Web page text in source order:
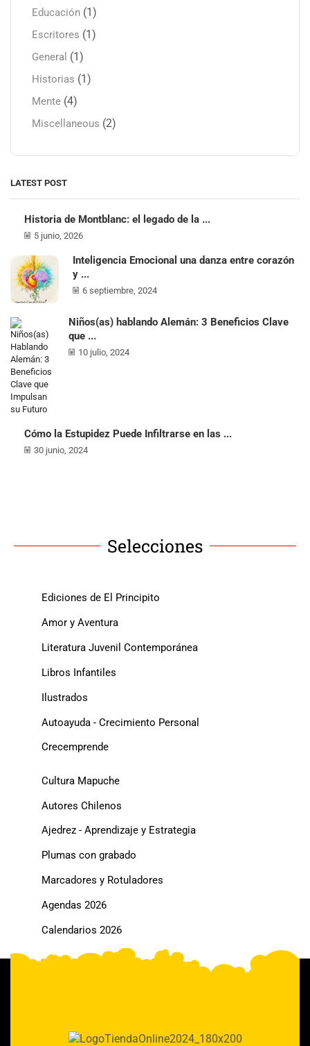
Educación (1)
Escritores (1)
General (1)
Historias (1)
Mente (4)
Miscellaneous (2)
LATEST POST
Historia de Montblanc: el legado de la ...
5 junio, 2026
Inteligencia Emocional una danza entre corazón
y ...
6 septiembre, 2024
Niños(as) hablando Alemán: 3 Beneficios Clave
que ...
10 julio, 2024
Cómo la Estupidez Puede Infiltrarse en las ...
30 junio, 2024
Selecciones
Ediciones de El Principito
Amor y Aventura
Literatura Juvenil Contemporánea
Libros Infantiles
Ilustrados
Autoayuda - Crecimiento Personal
Crecemprende
Cultura Mapuche
Autores Chilenos
Ajedrez - Aprendizaje y Estrategia
Plumas con grabado
Marcadores y Rotuladores
Agendas 2026
Calendarios 2026